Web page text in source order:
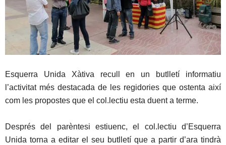
Esquerra Unida Xàtiva recull en un butlletí informatiu
l’activitat més destacada de les regidories que ostenta així
com les propostes que el col.lectiu esta duent a terme.
Després del parèntesi estiuenc, el col.lectiu d’Esquerra
Unida torna a editar el seu butlletí que a partir d’ara tindrà